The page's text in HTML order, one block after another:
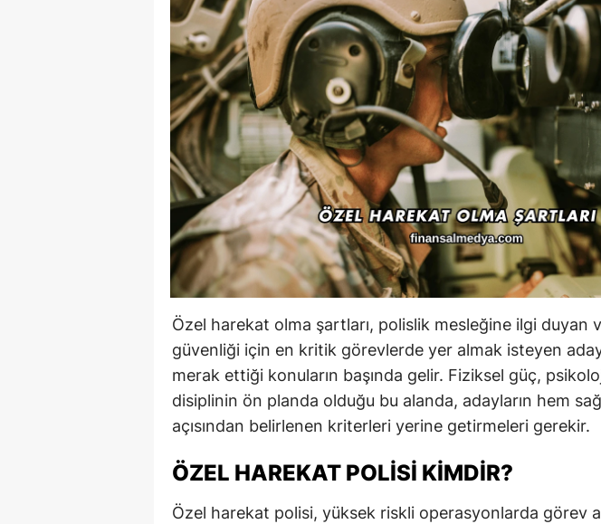
Özel harekat olma şartları, polislik mesleğine ilgi duyan
güvenliği için en kritik görevlerde yer almak isteyen
merak ettiği konuların başında gelir. Fiziksel güç,
disiplinin ön planda olduğu bu alanda, adayların hem
açısından belirlenen kriterleri yerine getirmeleri gerekir.
ÖZEL HAREKAT POLISI KIMDIR?
Özel harekat polisi, yüksek riskli operasyonlarda görev